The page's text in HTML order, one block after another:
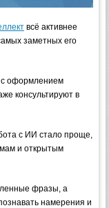
всё активнее
заметных его
с оформлением
консультируют в
с ИИ стало проще,
и открытым
фразы, а
намерения и